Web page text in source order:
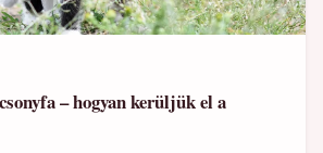
– hogyan kerüljük el a